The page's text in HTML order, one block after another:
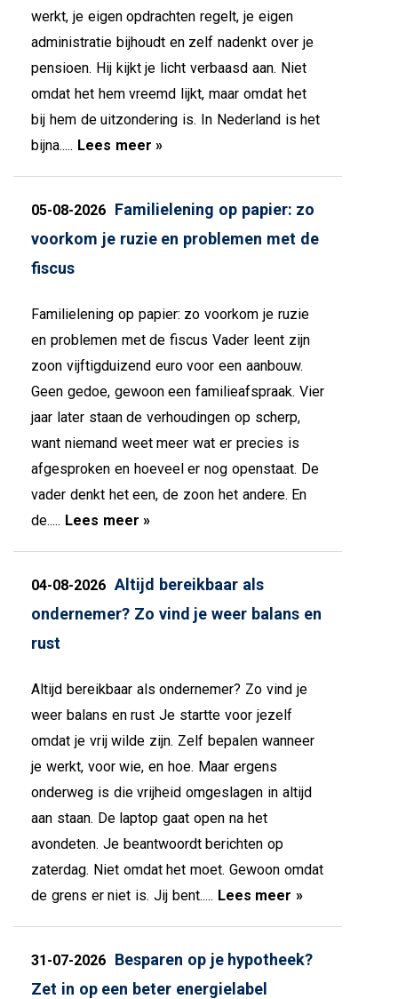
werkt, je eigen opdrachten regelt, je eigen
administratie bijhoudt en zelf nadenkt over je
pensioen. Hij kijkt je licht verbaasd aan. Niet
omdat het hem vreemd lijkt, maar omdat het
bij hem de uitzondering is. In Nederland is het
bijna..... Lees meer »
05-08-2026 Familielening op papier: zo
voorkom je ruzie en problemen met de
fiscus
Familielening op papier: zo voorkom je ruzie
en problemen met de fiscus Vader leent zijn
zoon vijftigduizend euro voor een aanbouw.
Geen gedoe, gewoon een familieafspraak. Vier
jaar later staan de verhoudingen op scherp,
want niemand weet meer wat er precies is
afgesproken en hoeveel er nog openstaat. De
vader denkt het een, de zoon het andere. En
de..... Lees meer »
04-08-2026 Altijd bereikbaar als
ondernemer? Zo vind je weer balans en
rust
Altijd bereikbaar als ondernemer? Zo vind je
weer balans en rust Je startte voor jezelf
omdat je vrij wilde zijn. Zelf bepalen wanneer
je werkt, voor wie, en hoe. Maar ergens
onderweg is die vrijheid omgeslagen in altijd
aan staan. De laptop gaat open na het
avondeten. Je beantwoordt berichten op
zaterdag. Niet omdat het moet. Gewoon omdat
de grens er niet is. Jij bent..... Lees meer »
31-07-2026 Besparen op je hypotheek?
Zet in op een beter energielabel